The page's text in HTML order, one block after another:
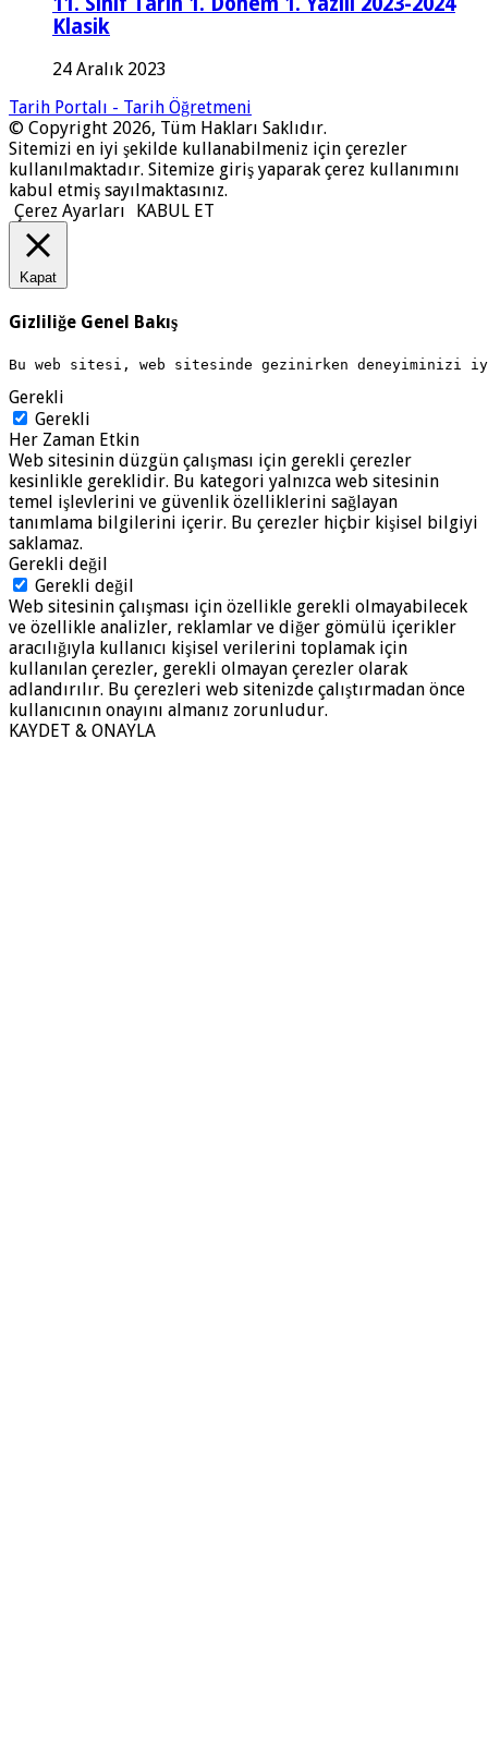
Klasik
24 Aralık 2023
Tarih Portalı - Tarih Öğretmeni
© Copyright 2026, Tüm Hakları Saklıdır.
Sitemizi en iyi şekilde kullanabilmeniz için çerezler
kullanılmaktadır. Sitemize giriş yaparak çerez kullanımını
kabul etmiş sayılmaktasınız.
Çerez Ayarları
KABUL ET
Kapat
Gizliliğe Genel Bakış
Bu web sitesi, web sitesinde gezinirken deneyiminizi
Gerekli
Gerekli
Her Zaman Etkin
Web sitesinin düzgün çalışması için gerekli çerezler
kesinlikle gereklidir. Bu kategori yalnızca web sitesinin
temel işlevlerini ve güvenlik özelliklerini sağlayan
tanımlama bilgilerini içerir. Bu çerezler hiçbir kişisel bilgiyi
saklamaz.
Gerekli değil
Gerekli değil
Web sitesinin çalışması için özellikle gerekli olmayabilecek
ve özellikle analizler, reklamlar ve diğer gömülü içerikler
aracılığıyla kullanıcı kişisel verilerini toplamak için
kullanılan çerezler, gerekli olmayan çerezler olarak
adlandırılır. Bu çerezleri web sitenizde çalıştırmadan önce
kullanıcının onayını almanız zorunludur.
KAYDET & ONAYLA